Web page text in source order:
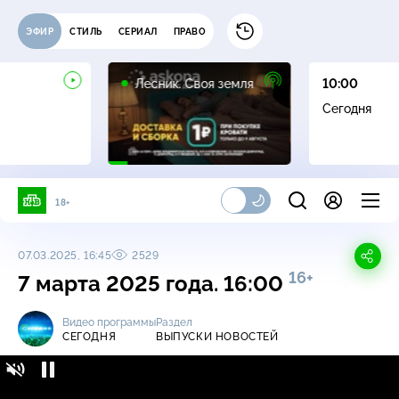
ЭФИР СТИЛЬ СЕРИАЛ ПРАВО
Лесник. Своя земля
16+
10:00
Сегодня
18+
07.03.2025, 16:45 2529
7 марта 2025 года. 16:00 16+
Видео программы
СЕГОДНЯ
Раздел
ВЫПУСКИ НОВОСТЕЙ